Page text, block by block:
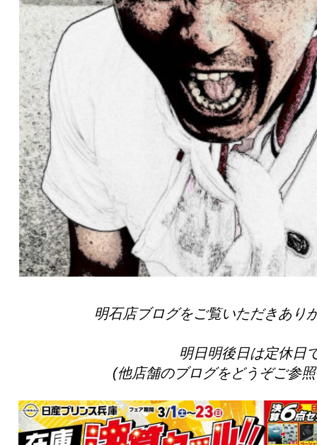
明石店ブログをご覧いただきあり
明日明後日は定休日
(他店舗のブログをどうぞご参